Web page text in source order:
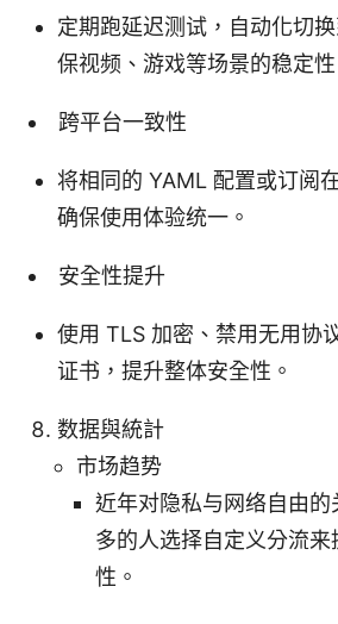
定期跑延迟测试，自动化切
保视频、游戏等场景的稳定性
跨平台一致性
将相同的 YAML 配置或订阅
确保使用体验统一。
安全性提升
使用 TLS 加密、禁用无用协
证书，提升整体安全性。
数据與統計
市场趋势
近年对隐私与网络自由
多的人选择自定义分流
性。